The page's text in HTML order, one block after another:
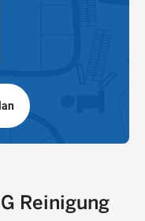
Reinigung